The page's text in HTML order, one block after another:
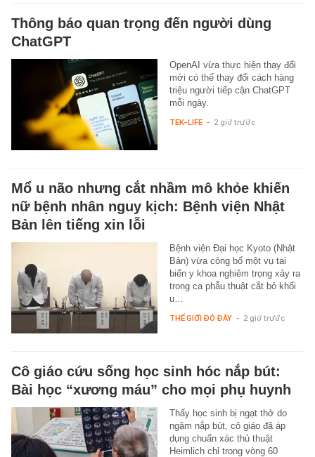
Thông báo quan trọng đến người dùng
ChatGPT
OpenAI vừa thực hiện thay đổi
mới có thể thay đổi cách hàng
triệu người tiếp cận ChatGPT
mỗi ngày.
TEK-LIFE - 2 giờ trước
Mổ u não nhưng cắt nhầm mô khỏe khiến
nữ bệnh nhân nguy kịch: Bệnh viện Nhật
Bản lên tiếng xin lỗi
Bệnh viện Đại học Kyoto (Nhật
Bản) vừa công bố một vụ tai
biến y khoa nghiêm trọng xảy ra
trong ca phẫu thuật cắt bỏ khối
u…
THẾ GIỚI ĐÓ ĐÂY - 2 giờ trước
Cô giáo cứu sống học sinh hóc nắp bút:
Bài học “xương máu” cho mọi phụ huynh
Thấy học sinh bị ngạt thở do
ngậm nắp bút, cô giáo đã áp
dụng chuẩn xác thủ thuật
Heimlich chỉ trong vòng 60